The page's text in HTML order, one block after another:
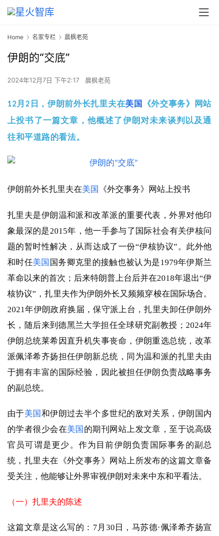
Home 名家专栏 晨枫老苑
伊朗的“交底”
2024年12月7日 下午2:17 晨枫老苑
12月2日，伊朗前外长扎里夫在美国
《外交事务》网站
上投书了一篇文章，他概述了伊朗对未来谈判以及通
往和平道路的看法。
伊朗前外长扎里夫在美国 《外交事务》网站上投书
扎里夫是伊朗温和派和改革派的重要代表，外界对他印
象最深的是2015年，他一手参与了国际社会有关伊核问
题的暂时性解决，从而达成了一份“伊核协议”。此外他
和时任美国 国务卿克里的接触也被认为是1979年伊斯兰
革命以来的首次；后来特朗普上台后并在2018年退出“伊
核协议”，扎里夫作为伊朗外长又频频穿梭在国际场合。
2021年伊朗政府换届，保守派上台，扎里夫卸任伊朗外
长，随后来到德黑兰大学担任全球研究副教授；2024年
伊朗总统莱希因直升机失事丧命，伊朗重选总统，改革
派佩泽希齐扬担任伊朗新总统，同为温和派的扎里夫由
于拥有丰富的国际经验，因此被担任伊朗负责战略事务
的副总统。
由于美国 和伊朗过去半个多世纪的敌对关系，伊朗国内
的学者很少会在美国 的期刊网站上发文章，至于说高级
官员可谓是更少。作为目前伊朗负责国际事务的副总
统，扎里夫在《外交事务》网站上所发布的这篇文章备
受关注，他能够让外界审视伊朗对未来中东和平看法。
（一）扎里夫的陈述
这篇文章是这么写的：7月30日，马苏德·佩泽希齐扬宣